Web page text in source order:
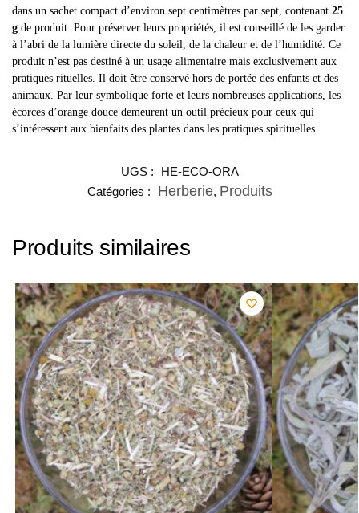
dans un sachet compact d’environ sept centimètres par sept, contenant 25
g de produit. Pour préserver leurs propriétés, il est conseillé de les garder
à l’abri de la lumière directe du soleil, de la chaleur et de l’humidité. Ce
produit n’est pas destiné à un usage alimentaire mais exclusivement aux
pratiques rituelles. Il doit être conservé hors de portée des enfants et des
animaux. Par leur symbolique forte et leurs nombreuses applications, les
écorces d’orange douce demeurent un outil précieux pour ceux qui
s’intéressent aux bienfaits des plantes dans les pratiques spirituelles.
UGS :
HE-ECO-ORA
Catégories :
Herberie, Produits
Produits similaires